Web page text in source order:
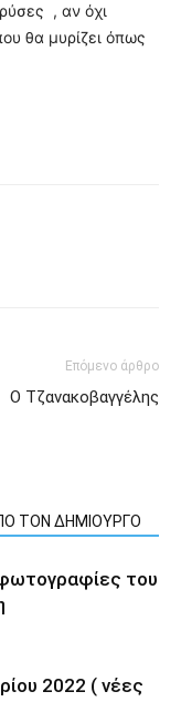
, αν όχι
θα μυρίζει όπως
Επόμενο άρθρο
O Τζανακοβαγγέλης
ΤΟΝ ΔΗΜΙΟΥΡΓΟ
του
2022 ( νέες